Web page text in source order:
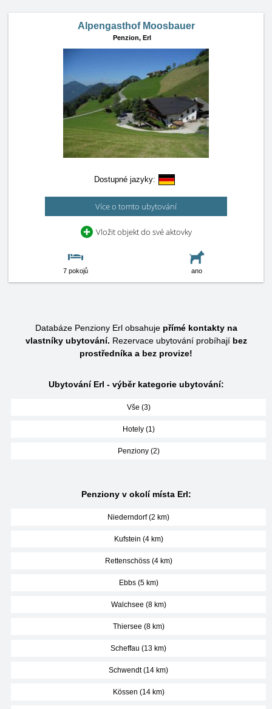
Alpengasthof Moosbauer
Penzion, Erl
Dostupné jazyky:
Více o tomto ubytování
Vložit objekt do své aktovky
7 pokojů ano
Databáze Penziony Erl obsahuje přímé kontakty na
vlastníky ubytování. Rezervace ubytování probíhají bez
prostředníka a bez provize!
Ubytování Erl - výběr kategorie ubytování:
Vše (3)
Hotely (1)
Penziony (2)
Penziony v okolí místa Erl:
Niederndorf (2 km)
Kufstein (4 km)
Rettenschöss (4 km)
Ebbs (5 km)
Walchsee (8 km)
Thiersee (8 km)
Scheffau (13 km)
Schwendt (14 km)
Kössen (14 km)